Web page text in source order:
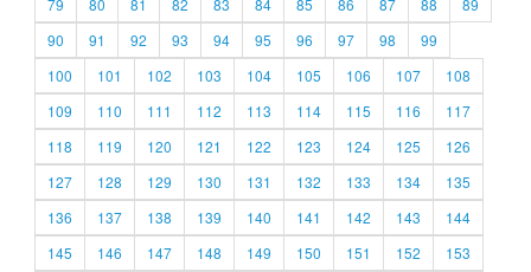
79
80 81 82 83 84 85 86 87 88
89
90
91 92 93 94 95 96 97 98
99
100
101 102 103 104 105 106 107
108
109
110 111 112 113 114 115 116
117
118
119 120 121 122 123 124 125
126
127
128 129 130 131 132 133 134
135
136
137 138 139 140 141 142 143
144
145
146 147 148 149 150 151 152
153